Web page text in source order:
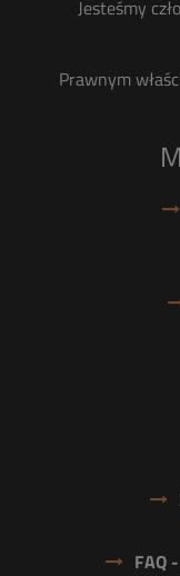
Jesteśmy
Prawnym
FAQ